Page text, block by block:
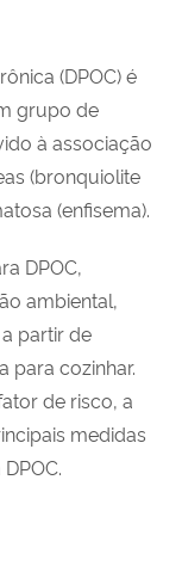
(DPOC) é
grupo de
à associação
(bronquiolite
(enfisema).
DPOC,
ambiental,
partir de
para cozinhar.
de risco, a
medidas